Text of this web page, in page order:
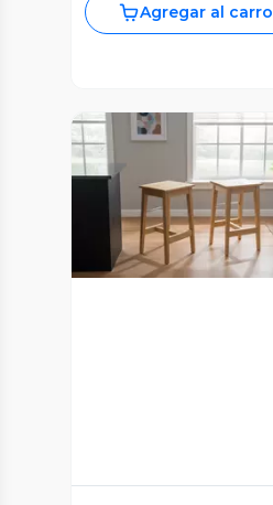
Agregar al carro
Vista Previa